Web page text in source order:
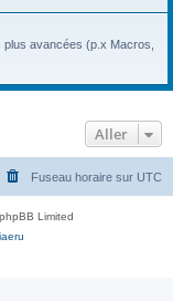
avancées (p.x Macros,
Aller
Fuseau horaire sur UTC
Limited